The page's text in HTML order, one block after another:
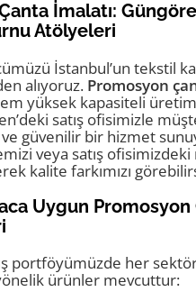
İmalatı:
Atölyeleri
İstanbul’un tekstil
alıyoruz. Promosyon
yüksek kapasiteli
satış ofisimizle
ve güvenilir bir hizmet
veya satış
kalite farkımızı
Uygun Promosyon
portföyümüzde her
ürünler mevcuttur: